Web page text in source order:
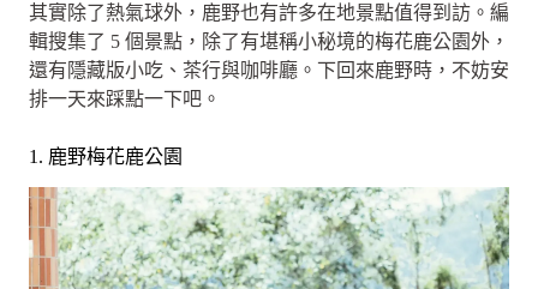
其實除了熱氣球外，鹿野也有許多在地景點值得到訪。編
輯搜集了 5 個景點，除了有堪稱小秘境的梅花鹿公園外，
還有隱藏版小吃、茶行與咖啡廳。下回來鹿野時，不妨安
排一天來踩點一下吧。
1. 鹿野梅花鹿公園